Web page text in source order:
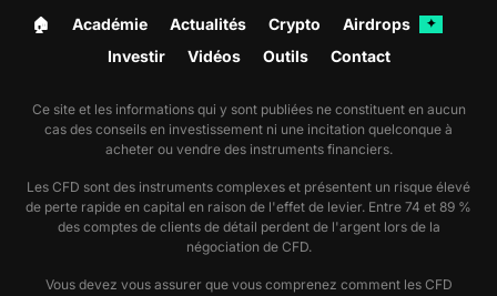
🏠︎ Académie Actualités Crypto Airdrops ✦
Investir Vidéos Outils Contact
Ce site et les informations qui y sont publiées ne constituent en aucun
cas des conseils en investissement ni une incitation quelconque à
acheter ou vendre des instruments financiers.
Les CFD sont des instruments complexes et présentent un risque élevé
de perte rapide en capital en raison de l'effet de levier. Entre 74 et 89 %
des comptes de clients de détail perdent de l'argent lors de la
négociation de CFD.
Vous devez vous assurer que vous comprenez comment les CFD